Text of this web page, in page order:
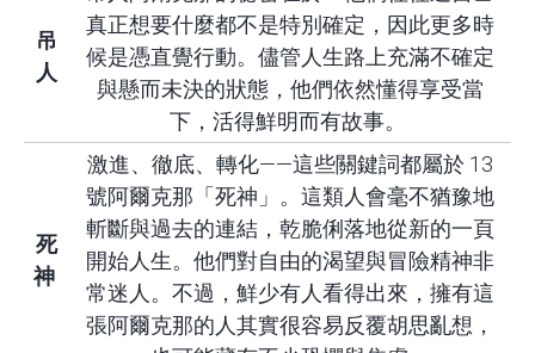
吊
人
真正想要什麼都不是特別確定，因此更多時
候是憑直覺行動。儘管人生路上充滿不確定
與懸而未決的狀態，他們依然懂得享受當
下，活得鮮明而有故事。
死
神
激進、徹底、轉化——這些關鍵詞都屬於 13
號阿爾克那「死神」。這類人會毫不猶豫地
斬斷與過去的連結，乾脆俐落地從新的一頁
開始人生。他們對自由的渴望與冒險精神非
常迷人。不過，鮮少有人看得出來，擁有這
張阿爾克那的人其實很容易反覆胡思亂想，